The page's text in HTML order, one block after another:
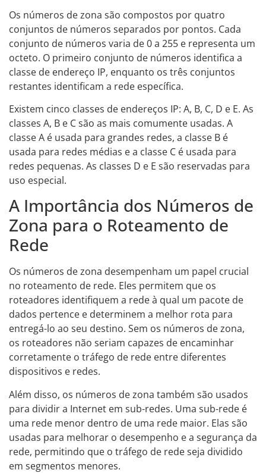
Os números de zona são compostos por quatro
conjuntos de números separados por pontos. Cada
conjunto de números varia de 0 a 255 e representa um
octeto. O primeiro conjunto de números identifica a
classe de endereço IP, enquanto os três conjuntos
restantes identificam a rede específica.
Existem cinco classes de endereços IP: A, B, C, D e E. As
classes A, B e C são as mais comumente usadas. A
classe A é usada para grandes redes, a classe B é
usada para redes médias e a classe C é usada para
redes pequenas. As classes D e E são reservadas para
uso especial.
A Importância dos Números de
Zona para o Roteamento de
Rede
Os números de zona desempenham um papel crucial
no roteamento de rede. Eles permitem que os
roteadores identifiquem a rede à qual um pacote de
dados pertence e determinem a melhor rota para
entregá-lo ao seu destino. Sem os números de zona,
os roteadores não seriam capazes de encaminhar
corretamente o tráfego de rede entre diferentes
dispositivos e redes.
Além disso, os números de zona também são usados
para dividir a Internet em sub-redes. Uma sub-rede é
uma rede menor dentro de uma rede maior. Elas são
usadas para melhorar o desempenho e a segurança da
rede, permitindo que o tráfego de rede seja dividido
em segmentos menores.